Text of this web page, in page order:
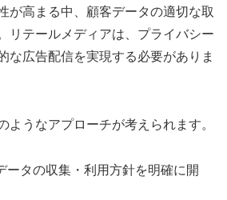
が高まる中、顧客データの適切な取
リテールメディアは、プライバシー
な広告配信を実現する必要がありま
ようなアプローチが考えられます。
ータの収集・利用方針を明確に開